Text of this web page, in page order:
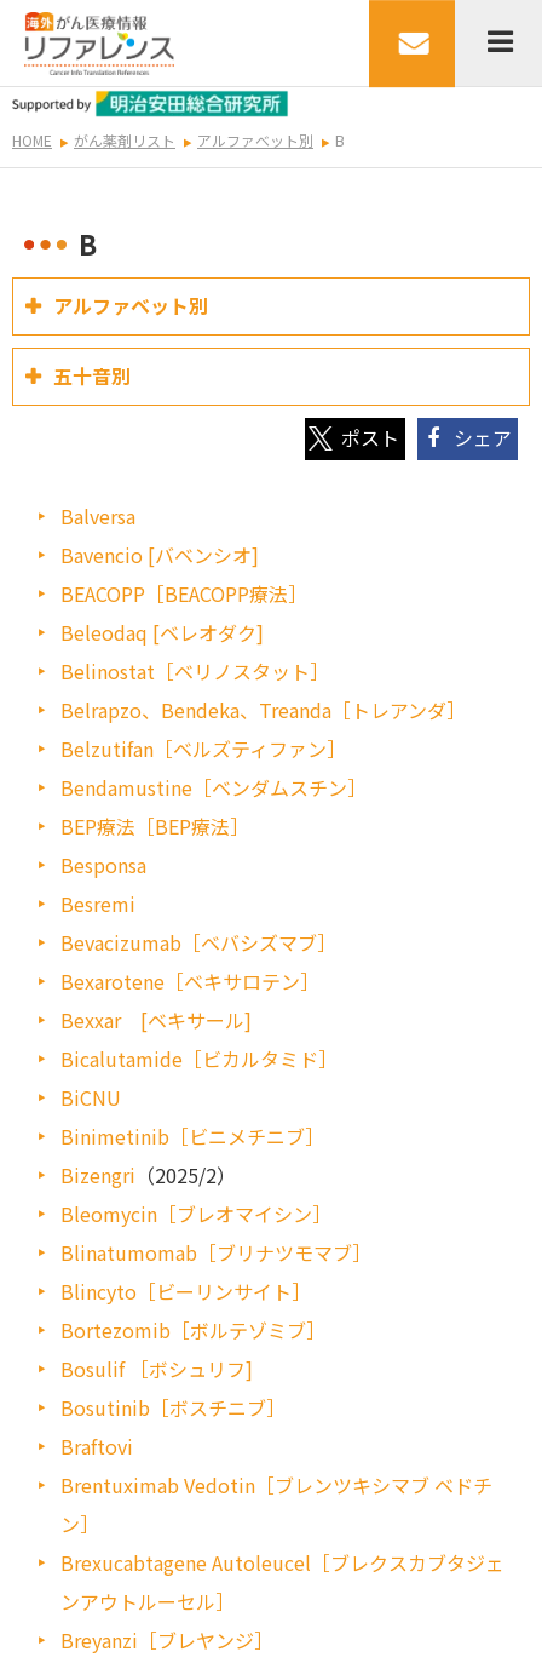
HOME がん薬剤リスト アルファベット別 B
B
アルファベット別
五十音別
シェア
Balversa
Bavencio [バベンシオ]
BEACOPP［BEACOPP療法］
Beleodaq [ベレオダク]
Belinostat［ベリノスタット］
Belrapzo、Bendeka、Treanda［トレアンダ］
Belzutifan［ベルズティファン］
Bendamustine［ベンダムスチン］
BEP療法［BEP療法］
Besponsa
Besremi
Bevacizumab［ベバシズマブ］
Bexarotene［ベキサロテン］
Bexxar [ベキサール]
Bicalutamide［ビカルタミド］
BiCNU
Binimetinib［ビニメチニブ］
Bizengri （2025/2）
Bleomycin［ブレオマイシン］
Blinatumomab［ブリナツモマブ］
Blincyto［ビーリンサイト］
Bortezomib［ボルテゾミブ］
Bosulif ［ボシュリフ]
Bosutinib［ボスチニブ］
Braftovi
Brentuximab Vedotin［ブレンツキシマブ ベドチ
ン］
Brexucabtagene Autoleucel［ブレクスカブタジェ
ンアウトルーセル］
Breyanzi［ブレヤンジ］